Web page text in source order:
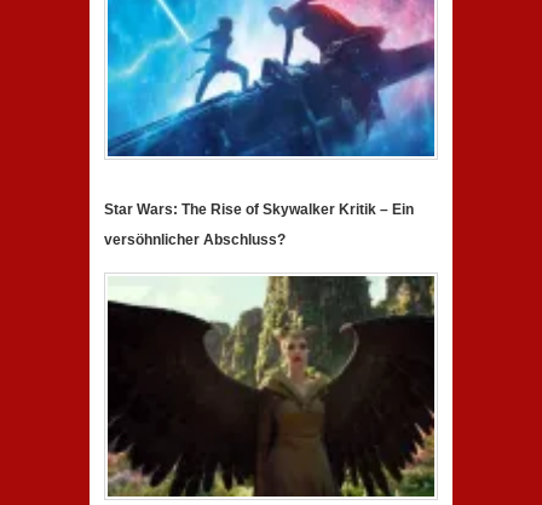
Star Wars: The Rise of Skywalker Kritik – Ein
versöhnlicher Abschluss?